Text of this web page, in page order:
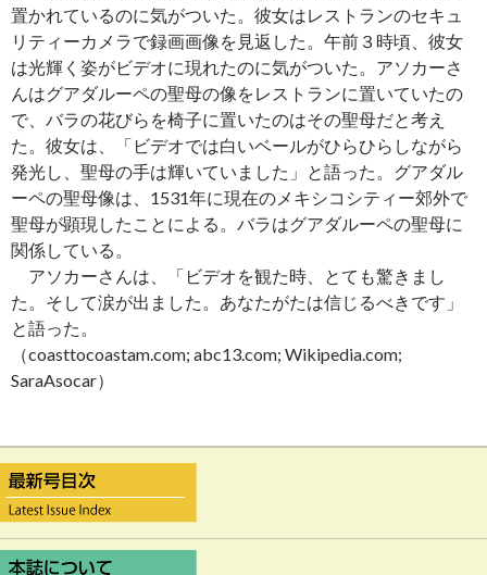
置かれているのに気がついた。彼女はレストランのセキュ
リティーカメラで録画画像を見返した。午前３時頃、彼女
は光輝く姿がビデオに現れたのに気がついた。アソカーさ
んはグアダルーペの聖母の像をレストランに置いていたの
で、バラの花びらを椅子に置いたのはその聖母だと考え
た。彼女は、「ビデオでは白いベールがひらひらしながら
発光し、聖母の手は輝いていました」と語った。グアダル
ーペの聖母像は、1531年に現在のメキシコシティー郊外で
聖母が顕現したことによる。バラはグアダルーペの聖母に
関係している。
アソカーさんは、「ビデオを観た時、とても驚きまし
た。そして涙が出ました。あなたがたは信じるべきです」
と語った。
（coasttocoastam.com; abc13.com; Wikipedia.com;
SaraAsocar）